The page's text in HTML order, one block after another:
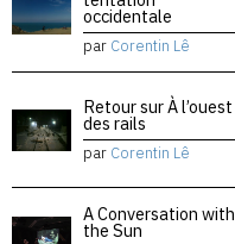
occidentale
par Corentin Lê
Retour sur À l’ouest
des rails
par Corentin Lê
A Conversation with
the Sun